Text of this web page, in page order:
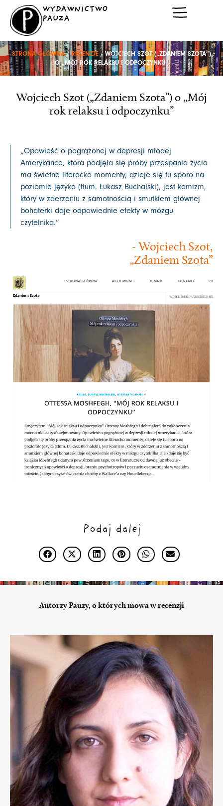
Przejdź
treści
WYDAWNICTWO
PAUZA
STRONA GŁÓWNA/RECENZJE / WOJCIECH SZOT („ZDANIEM SZOTA”)
O „MÓJ ROK RELAKSU I ODPOCZYNKU”
Wojciech Szot („Zdaniem Szota”) o „Mój
rok relaksu i odpoczynku”
„Opowieść o pogrążonej w depresji młodej
Amerykance, która podjęła się próby przespania życia
ma świetne literacko momenty, dzieje się tu sporo na
poziomie języka (tłum. Łukasz Buchalski), jest komizm,
który w zderzeniu z samotnością i smutkiem głównej
bohaterki daje odpowiednie efekty w mózgu
czytelnika.”
- Wojciech Szot,
„Zdaniem Szota”
Podaj dalej
Autorzy Pauzy, o których mowa w recenzji